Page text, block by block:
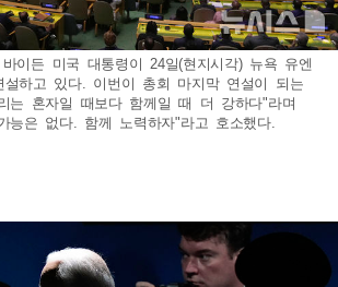
이든 미국 대통령이 24일(현지시각) 뉴욕 유엔
설하고 있다. 이번이 총회 마지막 연설이 되는
는 혼자일 때보다 함께일 때 더 강하다"라며
능은 없다. 함께 노력하자"라고 호소했다.